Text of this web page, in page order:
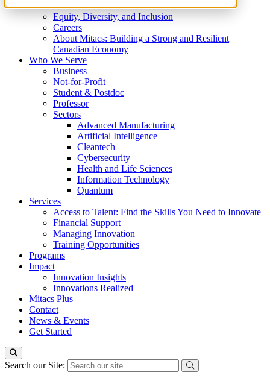
What We Do
Equity, Diversity, and Inclusion
Careers
About Mitacs: Building a Strong and Resilient
Canadian Economy
Who We Serve
Business
Not-for-Profit
Student & Postdoc
Professor
Sectors
Advanced Manufacturing
Artificial Intelligence
Cleantech
Cybersecurity
Health and Life Sciences
Information Technology
Quantum
Services
Access to Talent: Find the Skills You Need to Innovate
Financial Support
Managing Innovation
Training Opportunities
Programs
Impact
Innovation Insights
Innovations Realized
Mitacs Plus
Contact
News & Events
Get Started
Search our Site: